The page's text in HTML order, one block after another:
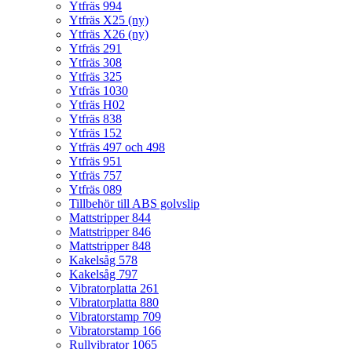
Ytfräs 994
Ytfräs X25 (ny)
Ytfräs X26 (ny)
Ytfräs 291
Ytfräs 308
Ytfräs 325
Ytfräs 1030
Ytfräs H02
Ytfräs 838
Ytfräs 152
Ytfräs 497 och 498
Ytfräs 951
Ytfräs 757
Ytfräs 089
Tillbehör till ABS golvslip
Mattstripper 844
Mattstripper 846
Mattstripper 848
Kakelsåg 578
Kakelsåg 797
Vibratorplatta 261
Vibratorplatta 880
Vibratorstamp 709
Vibratorstamp 166
Rullvibrator 1065